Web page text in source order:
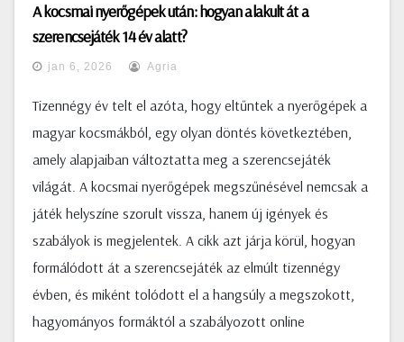
A kocsmai nyerőgépek után: hogyan alakult át a
szerencsejáték 14 év alatt?
jan 6, 2026 Agria
Tizennégy év telt el azóta, hogy eltűntek a nyerőgépek a
magyar kocsmákból, egy olyan döntés következtében,
amely alapjaiban változtatta meg a szerencsejáték
világát. A kocsmai nyerőgépek megszűnésével nemcsak a
játék helyszíne szorult vissza, hanem új igények és
szabályok is megjelentek. A cikk azt járja körül, hogyan
formálódott át a szerencsejáték az elmúlt tizennégy
évben, és miként tolódott el a hangsúly a megszokott,
hagyományos formáktól a szabályozott online